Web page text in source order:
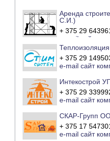
Аренда
С.И.)
+ 375 29
e-mail
сайт
+ 375 29
e-mail сайт
Интекострой
+ 375 29
e-mail сайт
СКАР-Групп
+ 375 17
e-mail сайт